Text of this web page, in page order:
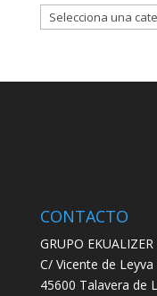
CONTACTO
GRUPO EKUALIZER
C/ Vicente de Leyva
45600 Talavera de